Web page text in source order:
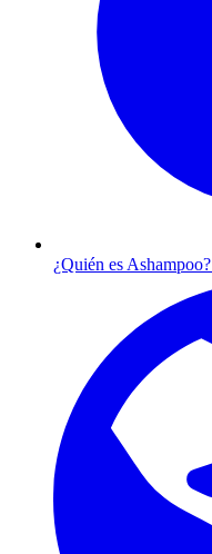
¿Quién es Ashampoo?